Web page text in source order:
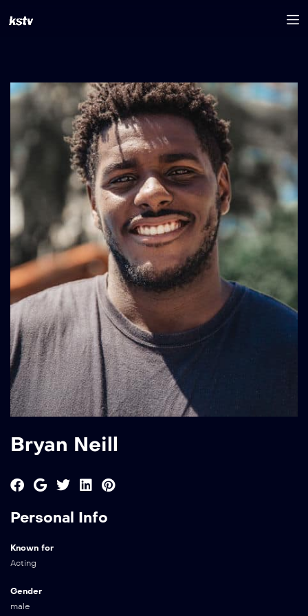
Bryan Neill
Personal Info
Known for
Acting
Gender
male